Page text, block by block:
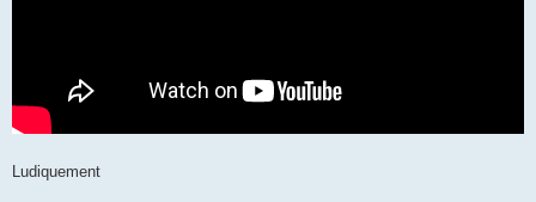
Ludiquement